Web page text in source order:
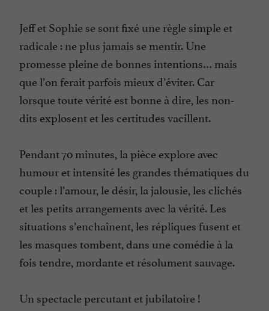
Jeff et Sophie se sont fixé une règle simple et
radicale : ne plus jamais se mentir. Une
promesse pleine de bonnes intentions… mais
que l’on ferait parfois mieux d’éviter. Car
lorsque toute vérité est bonne à dire, les non-
dits explosent et les certitudes vacillent.
Pendant 70 minutes, la pièce explore avec
humour et intensité les grandes thématiques du
couple : l’amour, le désir, la jalousie, les clichés
et les petits arrangements avec la vérité. Les
situations s’enchaînent, les répliques fusent et
les masques tombent, dans une comédie à la
fois tendre, mordante et résolument sauvage.
Un spectacle percutant et jubilatoire !